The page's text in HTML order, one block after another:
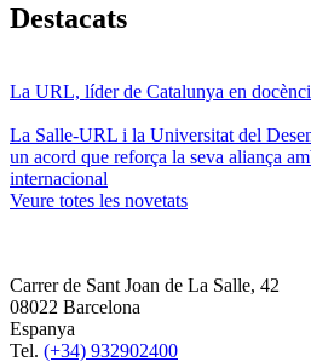
Destacats
La URL, líder de Catalunya en
La Salle-URL i la Universitat del
un acord que reforça la seva aliança
internacional
Veure totes les novetats
Carrer de Sant Joan de La Salle, 42
08022 Barcelona
Espanya
Tel. (+34) 932902400